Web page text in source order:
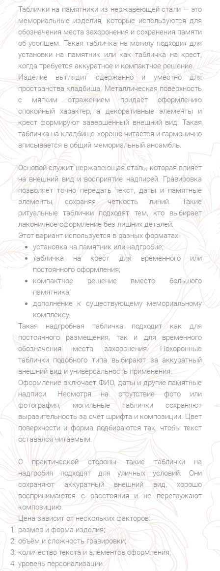
Таблички на памятники из нержавеющей стали — это
мемориальные изделия, которые используются для
обозначения места захоронения и сохранения памяти
об усопшем. Такая табличка на могилу подходит для
установки на памятник или как табличка на крест,
когда требуется аккуратное и компактное решение.
Изделие выглядит сдержанно и уместно для
пространства кладбища. Металлическая поверхность
с мягким отражением придаёт оформлению
спокойный характер, а декоративные элементы и
крест формируют завершённый внешний вид. Такая
табличка на кладбище хорошо читается и гармонично
вписывается в общий мемориальный ансамбль.
Основой служит нержавеющая сталь, которая влияет
на внешний вид и восприятие надписей. Гравировка
позволяет точно передать текст, даты и памятные
элементы, сохраняя чёткость линий. Такие
ритуальные таблички подходят тем, кто выбирает
лаконичное оформление без лишних деталей.
Этот вариант используется в разных форматах:
установка на памятник или надгробие;
табличка на крест для временного или
постоянного оформления;
компактное решение вместо большого
памятника;
дополнение к существующему мемориальному
комплексу.
Такая надгробная табличка подходит как для
постоянного размещения, так и для временного
обозначения места захоронения. Похоронные
таблички подобного типа выбирают за аккуратный
внешний вид и универсальность применения.
Оформление включает ФИО, даты и другие памятные
надписи. Несмотря на отсутствие фото или
фотография, могильные таблички сохраняют
выразительность за счёт шрифта и композиции. Цвет
поверхности и форма подбираются так, чтобы текст
оставался читаемым.
С практической стороны такие таблички на
надгробия подходят для уличных условий. Они
сохраняют аккуратный внешний вид, хорошо
воспринимаются с расстояния и не перегружают
композицию.
Цена зависит от нескольких факторов:
размер и форма изделия;
объём и сложность гравировки;
количество текста и элементов оформления;
уровень персонализации.